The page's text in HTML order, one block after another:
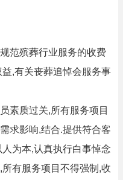
范殡葬行业服务的收费
,有关丧葬追悼会服务事
素质过关,所有服务项目
求影响,结合.提供符合客
为本,认真执行白事悼念
有服务项目不得强制,收